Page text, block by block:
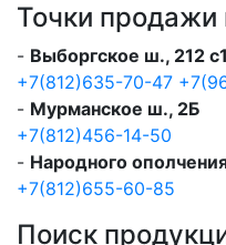
Точки
- Выборгское ш., 212 с1
+7(812)635-70-47
- Мурманское ш., 2Б
+7(812)456-14-50
- Народного
+7(812)655-60-85
Поиск